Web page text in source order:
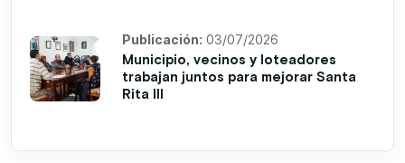
Publicación: 03/07/2026
Municipio, vecinos y loteadores
trabajan juntos para mejorar Santa
Rita III